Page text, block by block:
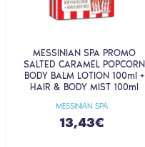
MESSINIAN SPA
MESSINIAN SPA PROMO
SALTED CARAMEL POPCORN
BODY BALM LOTION 100ml +
HAIR & BODY MIST 100ml
13,43€